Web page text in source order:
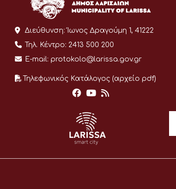
Διεύθυνση: Ίωνος Δραγούμη 1, 41222
Τηλ. Κέντρο: 2413 500 200
E-mail: protokolo@larissa.gov.gr
Τηλεφωνικός Κατάλογος (αρχείο pdf)